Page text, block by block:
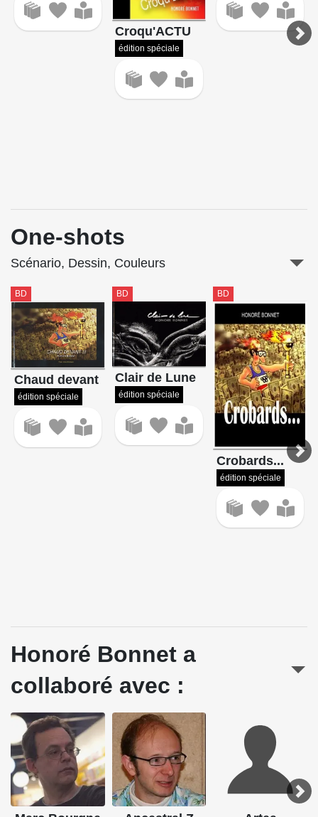
Croqu'ACTU
édition spéciale
One-shots
Scénario, Dessin, Couleurs
BD
Chaud devant
édition spéciale
BD
Clair de Lune
édition spéciale
BD
Crobards...
édition spéciale
Honoré Bonnet a
collaboré avec :